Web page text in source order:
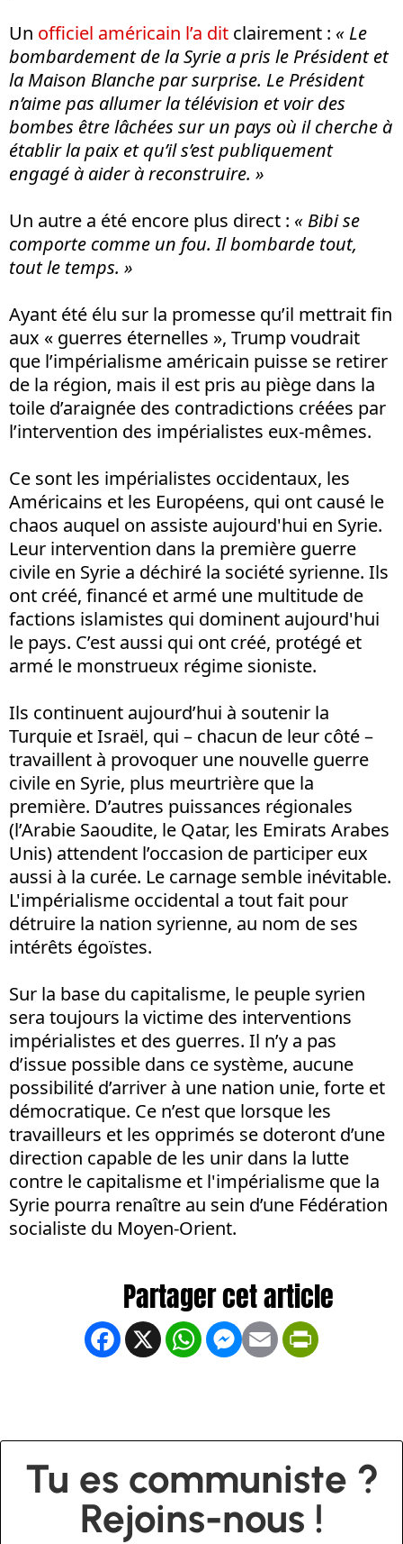
Un officiel américain l’a dit clairement : « Le
bombardement de la Syrie a pris le Président et
la Maison Blanche par surprise. Le Président
n’aime pas allumer la télévision et voir des
bombes être lâchées sur un pays où il cherche à
établir la paix et qu’il s’est publiquement
engagé à aider à reconstruire. »
Un autre a été encore plus direct : « Bibi se
comporte comme un fou. Il bombarde tout,
tout le temps. »
Ayant été élu sur la promesse qu’il mettrait fin
aux « guerres éternelles », Trump voudrait
que l’impérialisme américain puisse se retirer
de la région, mais il est pris au piège dans la
toile d’araignée des contradictions créées par
l’intervention des impérialistes eux-mêmes.
Ce sont les impérialistes occidentaux, les
Américains et les Européens, qui ont causé le
chaos auquel on assiste aujourd'hui en Syrie.
Leur intervention dans la première guerre
civile en Syrie a déchiré la société syrienne. Ils
ont créé, financé et armé une multitude de
factions islamistes qui dominent aujourd'hui
le pays. C’est aussi qui ont créé, protégé et
armé le monstrueux régime sioniste.
Ils continuent aujourd’hui à soutenir la
Turquie et Israël, qui – chacun de leur côté –
travaillent à provoquer une nouvelle guerre
civile en Syrie, plus meurtrière que la
première. D’autres puissances régionales
(l’Arabie Saoudite, le Qatar, les Emirats Arabes
Unis) attendent l’occasion de participer eux
aussi à la curée. Le carnage semble inévitable.
L'impérialisme occidental a tout fait pour
détruire la nation syrienne, au nom de ses
intérêts égoïstes.
Sur la base du capitalisme, le peuple syrien
sera toujours la victime des interventions
impérialistes et des guerres. Il n’y a pas
d’issue possible dans ce système, aucune
possibilité d’arriver à une nation unie, forte et
démocratique. Ce n’est que lorsque les
travailleurs et les opprimés se doteront d’une
direction capable de les unir dans la lutte
contre le capitalisme et l'impérialisme que la
Syrie pourra renaître au sein d’une Fédération
socialiste du Moyen-Orient.
Facebook
X WhatsApp
Messenger
Email
Tu es communiste ?
Rejoins-nous !